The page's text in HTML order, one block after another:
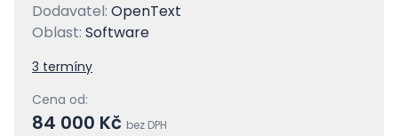
Dodavatel: OpenText
Oblast: Software
3 termíny
Cena od:
84 000 Kč bez DPH